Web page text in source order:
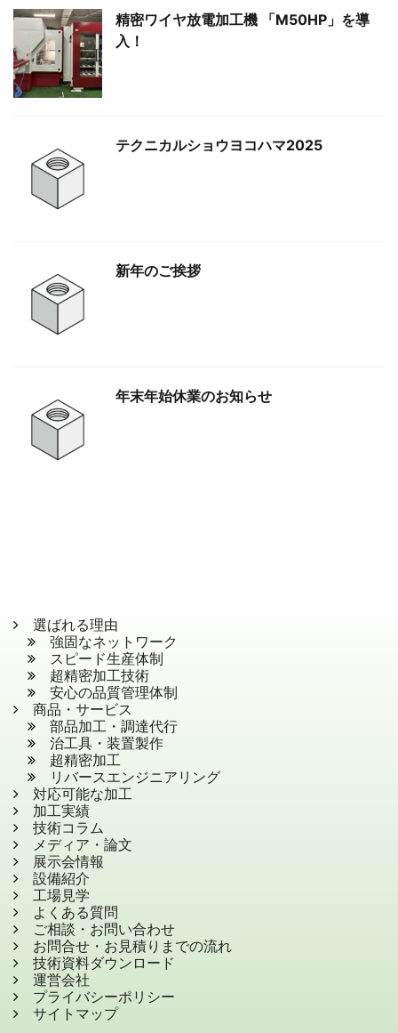
精密ワイヤ放電加工機 「M50HP」を導
入！
テクニカルショウヨコハマ2025
新年のご挨拶
年末年始休業のお知らせ
選ばれる理由
強固なネットワーク
スピード生産体制
超精密加工技術
安心の品質管理体制
商品・サービス
部品加工・調達代行
治工具・装置製作
超精密加工
リバースエンジニアリング
対応可能な加工
加工実績
技術コラム
メディア・論文
展示会情報
設備紹介
工場見学
よくある質問
ご相談・お問い合わせ
お問合せ・お見積りまでの流れ
技術資料ダウンロード
運営会社
プライバシーポリシー
サイトマップ